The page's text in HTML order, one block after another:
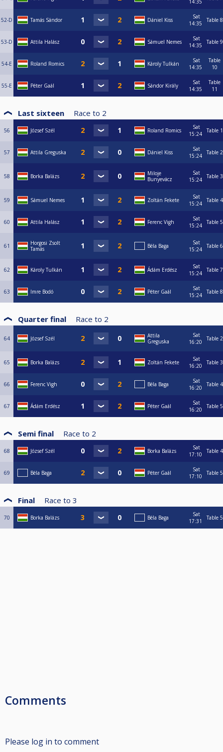
14:35
52-D Tamás Sándor Dániel Kiss
Sat
14:35
Table 8
53-D Attila Halász Sámuel Nemes
Sat
14:35
Table 9
54-E Roland Romics Károly Tulkán
Sat
14:35
Table
10
55-E Péter Gaál Sándor Király
Sat
14:35
Table
11
Last sixteen Race to 2
56 József Szél Roland Romics
Sat
15:24
Table 1
57 Attila Greguska Dániel Kiss
Sat
15:24
Table 2
58 Borka Balázs
Miloje
Bunyevácz
Sat
15:24
Table 3
59 Sámuel Nemes Zoltán Fekete
Sat
15:24
Table 4
60 Attila Halász Ferenc Vigh
Sat
15:24
Table 5
61
Horgosi Zsolt
Tamás
Béla Baga
Sat
15:24
Table 6
62 Károly Tulkán Ádám Erdész
Sat
15:24
Table 7
63 Imre Bodó Péter Gaál
Sat
15:24
Table 8
Quarter final Race to 2
64 József Szél
Attila
Greguska
Sat
16:20
Table 2
65 Borka Balázs Zoltán Fekete
Sat
16:20
Table 3
66 Ferenc Vigh Béla Baga
Sat
16:20
Table 4
67 Ádám Erdész Péter Gaál
Sat
16:20
Table 5
Semi final Race to 2
68 József Szél Borka Balázs
Sat
17:10
Table 4
69 Béla Baga Péter Gaál
Sat
17:10
Table 5
Final Race to 3
70 Borka Balázs Béla Baga
Sat
17:31
Table 5
Comments
Please log in to comment